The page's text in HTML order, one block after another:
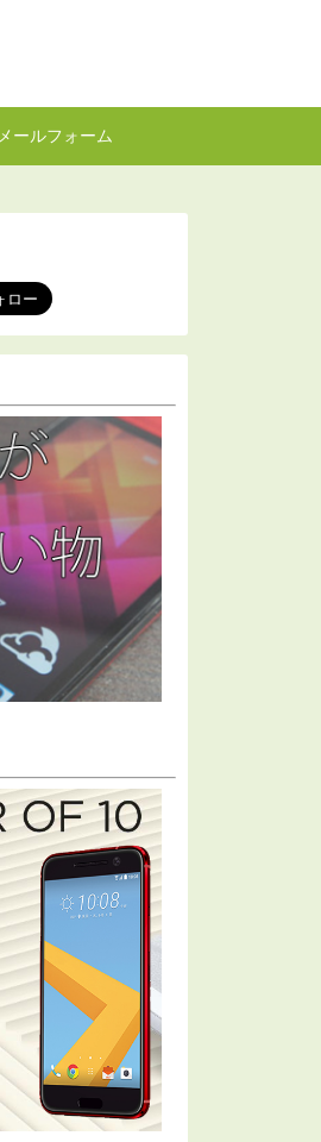
メールフォーム